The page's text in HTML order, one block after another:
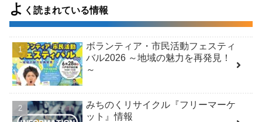
よ く読まれている情報
ボランティア・市民活動フェスティ
バル2026 ～地域の魅力を再発見！
～
みちのくリサイクル『フリーマーケ
ット』情報